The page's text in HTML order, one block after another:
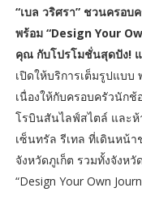
“เบล วริศรา” ชวนครอบ
พร้อม “Design Your
คุณ กับโปรโมชั่นสุดปัง!
เปิดให้บริการเต็มรูปแบ
เนื่องให้กับครอบครัวนักช้
โรบินสันไลฟ์สไตล์ และห้
เซ็นทรัล รีเทล ที่เดินหน้
จังหวัดภูเก็ต รวมทั้งจังหวั
“Design Your Own